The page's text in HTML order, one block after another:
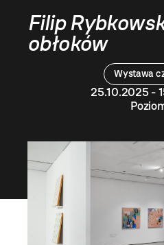
Wystawa
25.10.2025 -
Filip
obłoków